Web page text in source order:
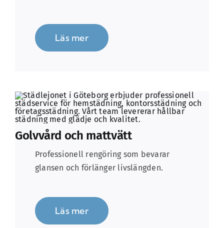
Läs mer
Golvvård och mattvätt
Professionell rengöring som bevarar
glansen och förlänger livslängden.
Läs mer